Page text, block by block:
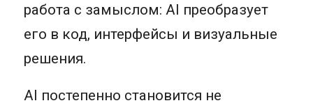
работа с замыслом: AI преобразует
его в код, интерфейсы и визуальные
решения.
AI постепенно становится не